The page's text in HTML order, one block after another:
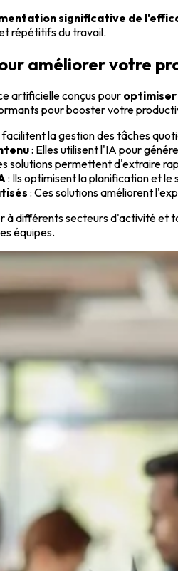
significative de
répétitifs du travail.
améliorer votre
artificielle conçus pour optimiser
pour booster votre
facilitent la gestion des tâches
: Elles utilisent l'IA pour
solutions permettent d'extraire
: Ils optimisent la planification et
: Ces solutions améliorent
à différents secteurs d'activité et
équipes.